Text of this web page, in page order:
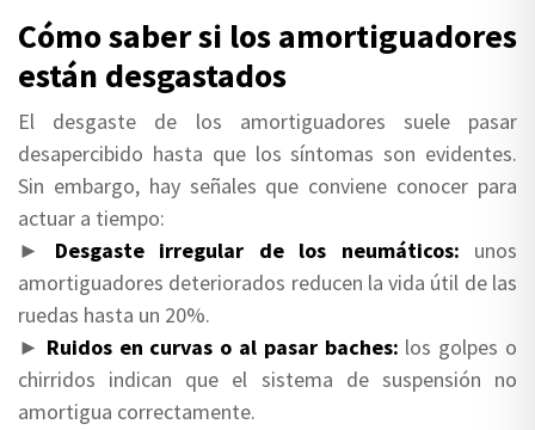
Cómo saber si los amortiguadores
están desgastados
El desgaste de los amortiguadores suele pasar
desapercibido hasta que los síntomas son evidentes.
Sin embargo, hay señales que conviene conocer para
actuar a tiempo:
► Desgaste irregular de los neumáticos: unos
amortiguadores deteriorados reducen la vida útil de las
ruedas hasta un 20%.
► Ruidos en curvas o al pasar baches: los golpes o
chirridos indican que el sistema de suspensión no
amortigua correctamente.